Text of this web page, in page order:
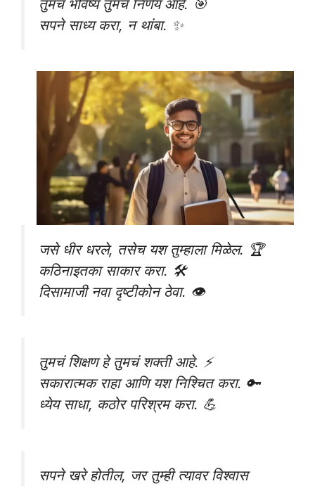
तुमचं भविष्य तुमचं निर्णय आहे. 🎯
सपने साध्य करा, न थांबा. ✨
जसे धीर धरले, तसेच यश तुम्हाला मिळेल. 🏆
कठिनाइतका साकार करा. 🛠️
दिसामाजी नवा दृष्टीकोन ठेवा. 👁️
तुमचं शिक्षण हे तुमचं शक्ती आहे. ⚡
सकारात्मक राहा आणि यश निश्चित करा. 🔑
ध्येय साधा, कठोर परिश्रम करा. 💪
सपने खरे होतील, जर तुम्ही त्यावर विश्वास